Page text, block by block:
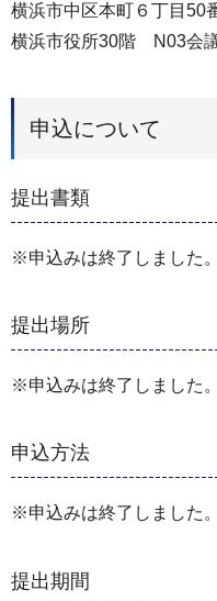
横浜市中区本町６丁目50
横浜市役所30階 N03会
申込について
提出書類
※申込みは終了しました。
提出場所
※申込みは終了しました。
申込方法
※申込みは終了しました。
提出期間